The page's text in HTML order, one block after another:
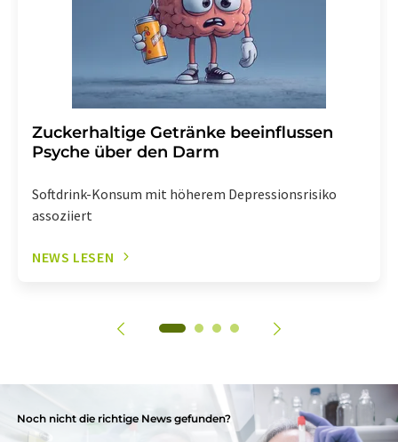
Zuckerhaltige Getränke beeinflussen
Psyche über den Darm
Softdrink-Konsum mit höherem Depressionsrisiko
assoziiert
NEWS LESEN
Noch nicht die richtige News gefunden?